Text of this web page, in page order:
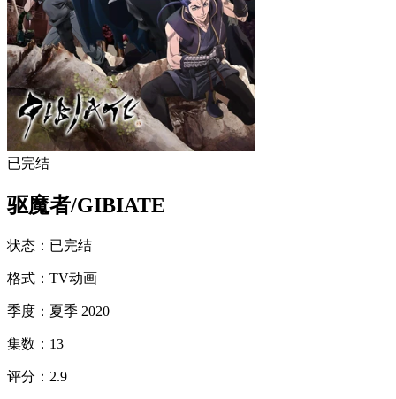
已完结
驱魔者/GIBIATE
状态 ： 已完结
格式 ： TV动画
季度 ： 夏季 2020
集数 ： 13
评分 ： 2.9